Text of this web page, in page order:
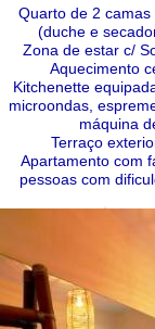
Quarto de 2 camas
(duche e
Zona de estar c/
Aquecimento
Kitchenette
microondas,
máquina
Terraço
Apartamento com
pessoas com